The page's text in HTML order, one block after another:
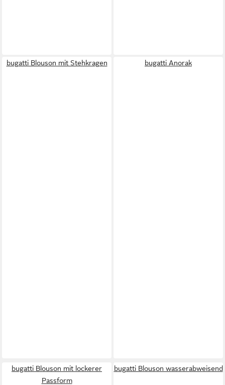
bugatti Blouson mit Stehkragen bugatti Anorak
bugatti Blouson mit lockerer
Passform
bugatti Blouson wasserabweisend